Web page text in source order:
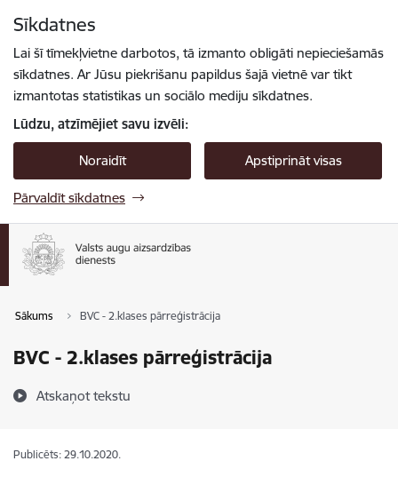
Sīkdatnes
Lai šī tīmekļvietne darbotos, tā izmanto obligāti nepieciešamās
sīkdatnes. Ar Jūsu piekrišanu papildus šajā vietnē var tikt
izmantotas statistikas un sociālo mediju sīkdatnes.
Lūdzu, atzīmējiet savu izvēli:
Noraidīt Apstiprināt visas
Pārvaldīt sīkdatnes
Sākums BVC - 2.klases pārreģistrācija
BVC - 2.klases pārreģistrācija
Atskaņot tekstu
Publicēts: 29.10.2020.